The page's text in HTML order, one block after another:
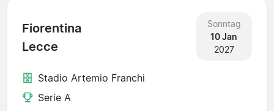
Fiorentina
Lecce
Sonntag
10 Jan
2027
Stadio Artemio Franchi
Serie A